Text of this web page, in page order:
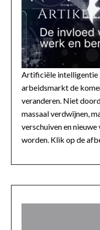
Artificiële intelligentie
arbeidsmarkt de
veranderen. Niet
massaal verdwijnen,
verschuiven en
worden. Klik op de